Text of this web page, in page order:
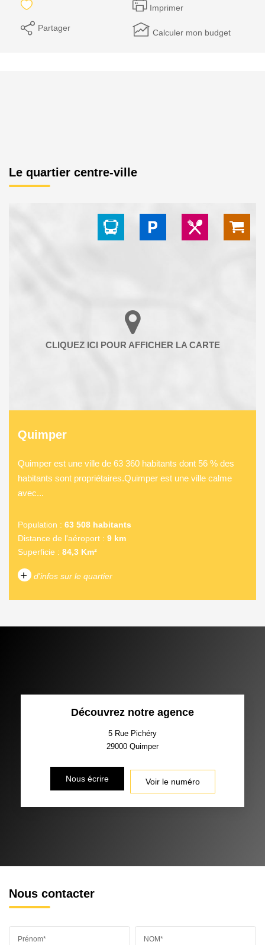
Imprimer
Partager Calculer mon budget
Le quartier centre-ville
Quimper
Quimper est une ville de 63 360 habitants dont 56 % des
habitants sont propriétaires.Quimper est une ville calme
avec...
Population : 63 508 habitants
Distance de l'aéroport : 9 km
Superficie : 84,3 Km²
+ d'infos sur le quartier
PART DES MÉNAGES SANS
VOITURE
ECOLES ET CRÈCHES
Découvrez notre agence
5 Rue Pichéry
29000 Quimper
Nous écrire Voir le numéro
Nous contacter
Prénom* NOM*